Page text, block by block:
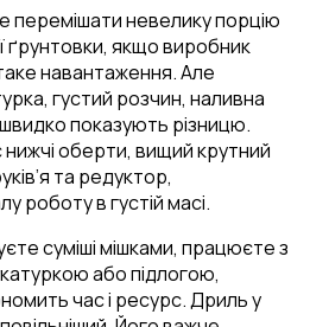
перемішати невелику порцію
ґрунтовки, якщо виробник
навантаження. Але
густий розчин, наливна
швидко показують різницю.
нижчі оберти, вищий крутний
та редуктор,
роботу в густій масі.
суміші мішками, працюєте з
або підлогою,
час і ресурс. Дриль у